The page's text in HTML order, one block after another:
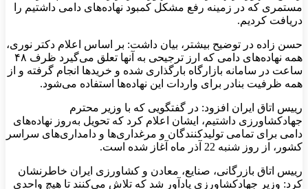
مستمری که در زمینه رفع مشکل کمبود نهاده‌های دامی داشتیم را
دریافت کردیم.
حسن زاده در توضیح بیشتر، بیان داشت: بر اساس اعلام دکتر نوری،
همه نهاده‌های دامی که ارز ترجیحی به آنها تعلق می‌گیرد ظرف ۴۸
ساعت در سامانه بازارگاه بارگذاری شده و خریدها انجام گرفته و از
همه ظرفیت بنادر برای واردات این نهاده‌ها استفاده می‌شود.
رییس اتاق ایران افزود: در گفتگویی که با وزیر محترم
جهادکشاورزی داشتیم، ایشان اعلام کرد که تحویل به‌روز نهاده‌های
دامی برای تمامی تولیدکنندگان و مرغداری‌ها و دامداری‌های سراسر
کشور، از روز شنبه 22 آذر ماه آغاز شده است.
رییس اتاق بازرگانی، صنایع، معادن و کشاورزی ایران خاطرنشان
کرد: وزیر جهادکشاورزی یادآور شد که تلاش می‌کنند تا هیچ واحدی